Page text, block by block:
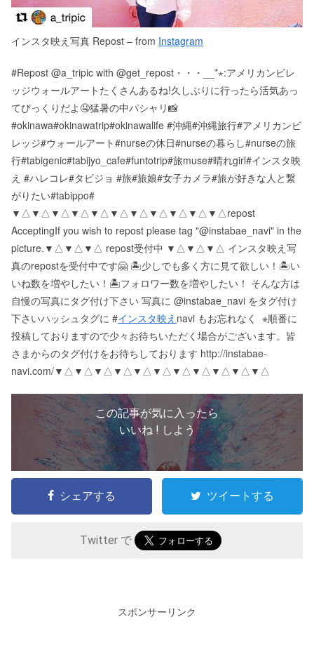
インスタ映え写真 Repost – from Instagram
#Repost @a_tripic with @get_repost・・・__*⋆︎:アメリカンビレ
ッジウォールアートたくさんあるね!久しぶりに行ったら活気あっ
てびっくりだよ🤤️猛暑の中パシャリ📸
#okinawa#okinawatrip#okinawalife #沖縄#沖縄旅行#アメリカンビ
レッジ#ウォールアート#nurseの休日#nurseの暮らし#nurseの旅
行#tabigenic#tabijyo_cafe#funtotrip#旅muse#晴れgirl#インスタ映
え #ハレコレ#タビジョ #旅#旅娘#女子カメラ#旅が好きな人と繋
がりたい#tabippo#
▼△▼△▼△▼△▼△▼△▼△▼△▼△▼△▼△ repost
Accepting If you wish to repost please tag "@instabae_navi" in the
picture. ▼△▼△▼△ repost受付中 ▼△▼△▼△ インスタ映え写
真のrepostを受付中です🤗 🏝少しでも多く方に見て欲しい！ 🏝い
いね数を増やしたい！ 🏝フォロワー数を増やしたい！ そんな方は
自慢の写真にタグ付け下さい 写真に @instabae_navi をタグ付け
下さい️ ハッシュタグに #インスタ映え navi もお忘れなく ️ ※順番に
投稿しておりますので少々お待ちいただく場合がございます。 皆
さまからのタグ付けをお待ちしております http://instabae-
navi.com/ ▼△▼△▼△▼△▼△▼△▼△▼△▼△▼△▼△
この記事が気に入ったら
いいね ! しよう
シェアする ツイートする
Twitter で
スポンサーリンク